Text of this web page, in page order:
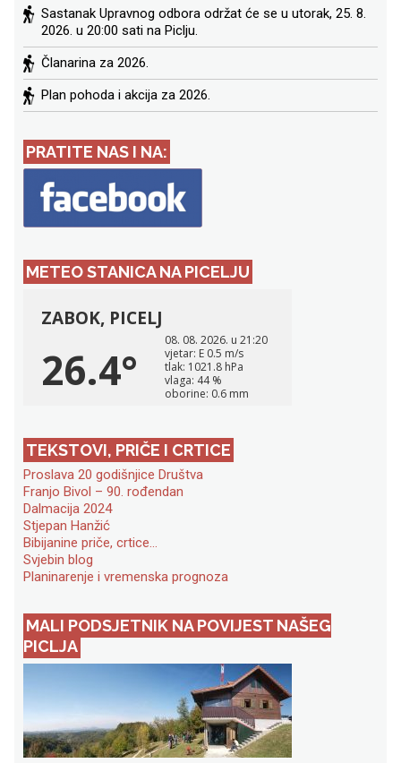
Sastanak Upravnog odbora održat će se u utorak, 25. 8.
2026. u 20:00 sati na Piclju.
Članarina za 2026.
Plan pohoda i akcija za 2026.
PRATITE NAS I NA:
METEO STANICA NA PICELJU
TEKSTOVI, PRIČE I CRTICE
Proslava 20 godišnjice Društva
Franjo Bivol – 90. rođendan
Dalmacija 2024
Stjepan Hanžić
Bibijanine priče, crtice…
Svjebin blog
Planinarenje i vremenska prognoza
MALI PODSJETNIK NA POVIJEST NAŠEG
PICLJA